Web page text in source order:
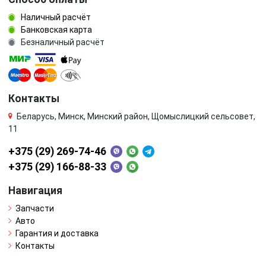
форсунка
шкив коленвала
шкив распредвала
Наличный расчёт
Банковская карта
Безналичный расчёт
Контакты
Беларусь, Минск, Минский район, Щомыслицкий сельсовет,
11
+375 (29) 269-74-46
+375 (29) 166-88-33
Навигация
Запчасти
Авто
Гарантия и доставка
Контакты